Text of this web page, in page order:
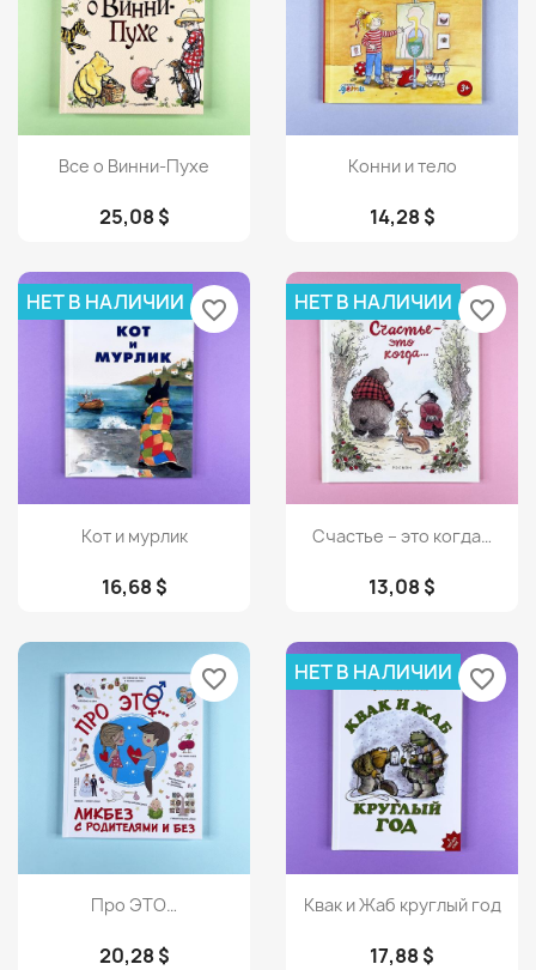
Просмотр
Все о Винни-Пухе
25,08 $
Просмотр
Конни и тело
14,28 $
Просмотр
Кот и мурлик
16,68 $
НЕТ В НАЛИЧИИ favorite_border
 Просмотр
Счастье – это когда…
13,08 $
НЕТ В НАЛИЧИИ favorite_border
Просмотр
Про ЭТО…
20,28 $
favorite_border
Просмотр
Квак и Жаб круглый год
17,88 $
НЕТ В НАЛИЧИИ favorite_border